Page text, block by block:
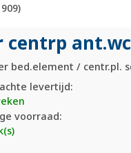
centrp
bed.element / centr.pl.
levertijd:
voorraad: